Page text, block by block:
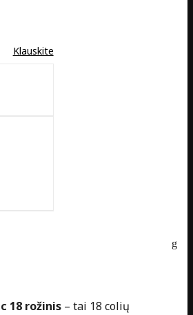
Klauskite
18 rožinis – tai 18 colių